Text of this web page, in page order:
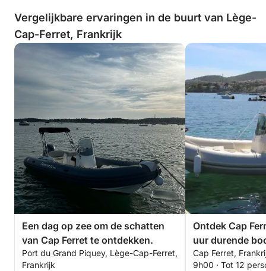
Vergelijkbare ervaringen in de buurt van Lège-
Cap-Ferret, Frankrijk
Een dag op zee om de schatten
van Cap Ferret te ontdekken.
Port du Grand Piquey, Lège-Cap-Ferret,
Frankrijk
Ontdek Cap
uur durende
Cap Ferret,
9h00 · Tot 12